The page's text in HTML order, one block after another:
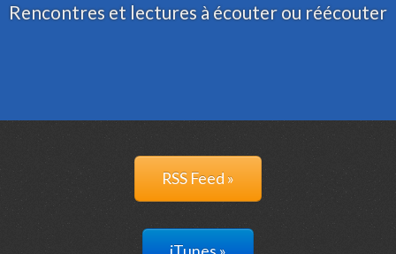
Rencontres et lectures à écouter ou réécouter
RSS Feed »